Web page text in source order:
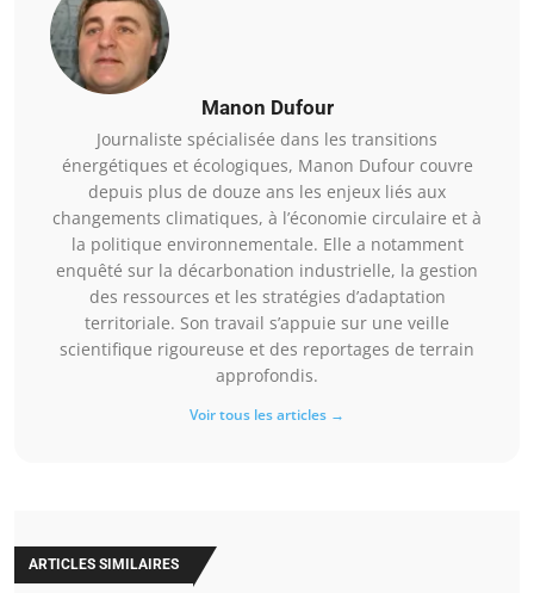
Manon Dufour
Journaliste spécialisée dans les transitions
énergétiques et écologiques, Manon Dufour couvre
depuis plus de douze ans les enjeux liés aux
changements climatiques, à l’économie circulaire et à
la politique environnementale. Elle a notamment
enquêté sur la décarbonation industrielle, la gestion
des ressources et les stratégies d’adaptation
territoriale. Son travail s’appuie sur une veille
scientifique rigoureuse et des reportages de terrain
approfondis.
Voir tous les articles →
ARTICLES SIMILAIRES